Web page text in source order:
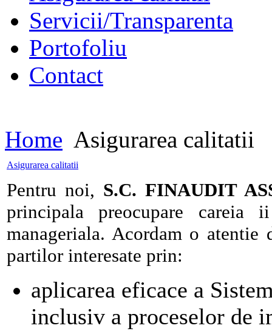
Servicii/Transparenta
Portofoliu
Contact
Home Asigurarea calitatii
Asigurarea calitatii
Pentru noi, S.C. FINAUDIT
principala preocupare careia
manageriala. Acordam o atentie
partilor interesate prin:
aplicarea eficace a
inclusiv a proceselor de